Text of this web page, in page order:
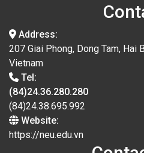
Address:
207 Giai Phong, Dong Tam, Hai
Vietnam
Tel:
(84)24.36.280.280
(84)24.38.695.992
Website:
https://neu.edu.vn